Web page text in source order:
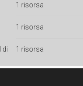
1 risorsa
1 risorsa
di 1 risorsa